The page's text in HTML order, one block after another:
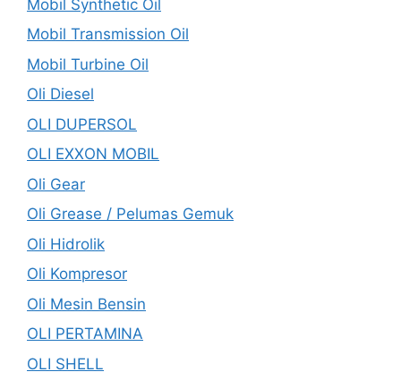
Mobil Synthetic Oil
Mobil Transmission Oil
Mobil Turbine Oil
Oli Diesel
OLI DUPERSOL
OLI EXXON MOBIL
Oli Gear
Oli Grease / Pelumas Gemuk
Oli Hidrolik
Oli Kompresor
Oli Mesin Bensin
OLI PERTAMINA
OLI SHELL